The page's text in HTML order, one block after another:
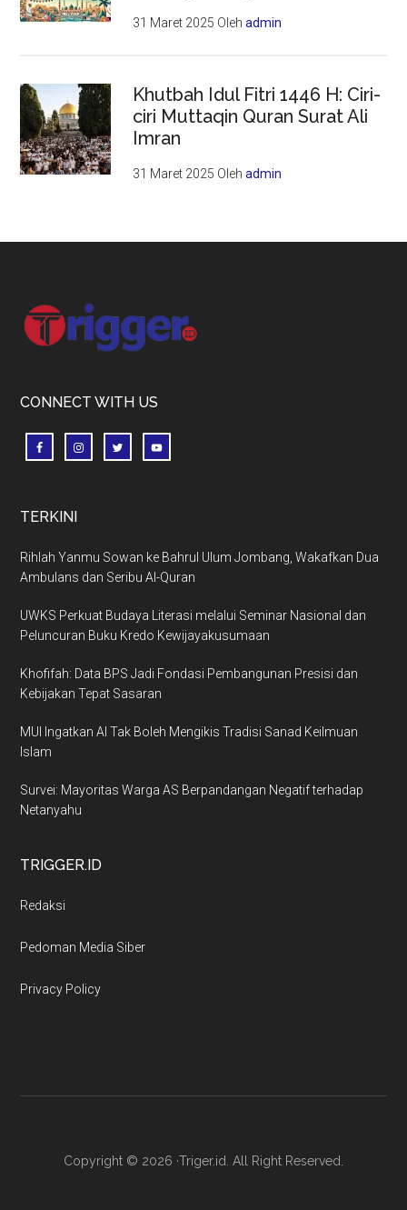
31 Maret 2025 Olehadmin
Khutbah Idul Fitri 1446 H: Ciri-
ciri Muttaqin Quran Surat Ali
Imran
31 Maret 2025 Olehadmin
Footer
CONNECT WITH US
TERKINI
Rihlah Yanmu Sowan ke Bahrul Ulum Jombang, Wakafkan Dua
Ambulans dan Seribu Al-Quran
UWKS Perkuat Budaya Literasi melalui Seminar Nasional dan
Peluncuran Buku Kredo Kewijayakusumaan
Khofifah: Data BPS Jadi Fondasi Pembangunan Presisi dan
Kebijakan Tepat Sasaran
MUI Ingatkan AI Tak Boleh Mengikis Tradisi Sanad Keilmuan
Islam
Survei: Mayoritas Warga AS Berpandangan Negatif terhadap
Netanyahu
TRIGGER.ID
Redaksi
Pedoman Media Siber
Privacy Policy
Copyright © 2026 ·Triger.id. All Right Reserved.